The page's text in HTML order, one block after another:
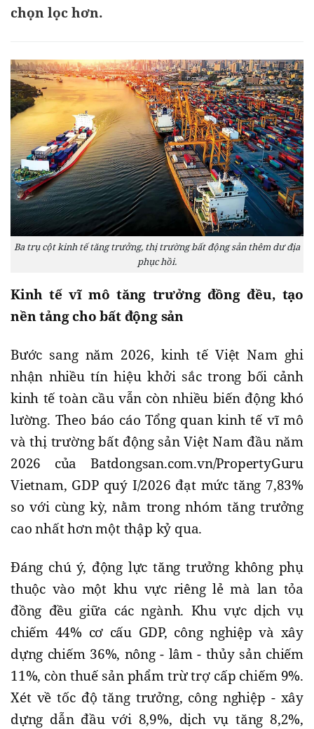
chọn lọc hơn.
Ba trụ cột kinh tế tăng trưởng, thị trường bất động sản thêm dư địa
phục hồi.
Kinh tế vĩ mô tăng trưởng đồng đều, tạo
nền tảng cho bất động sản
Bước sang năm 2026, kinh tế Việt Nam ghi
nhận nhiều tín hiệu khởi sắc trong bối cảnh
kinh tế toàn cầu vẫn còn nhiều biến động khó
lường. Theo báo cáo Tổng quan kinh tế vĩ mô
và thị trường bất động sản Việt Nam đầu năm
2026 của Batdongsan.com.vn/PropertyGuru
Vietnam, GDP quý I/2026 đạt mức tăng 7,83%
so với cùng kỳ, nằm trong nhóm tăng trưởng
cao nhất hơn một thập kỷ qua.
Đáng chú ý, động lực tăng trưởng không phụ
thuộc vào một khu vực riêng lẻ mà lan tỏa
đồng đều giữa các ngành. Khu vực dịch vụ
chiếm 44% cơ cấu GDP, công nghiệp và xây
dựng chiếm 36%, nông - lâm - thủy sản chiếm
11%, còn thuế sản phẩm trừ trợ cấp chiếm 9%.
Xét về tốc độ tăng trưởng, công nghiệp - xây
dựng dẫn đầu với 8,9%, dịch vụ tăng 8,2%,